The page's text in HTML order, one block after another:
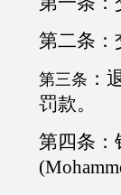
第二条：
第三条 ：
罚款。
第四条：